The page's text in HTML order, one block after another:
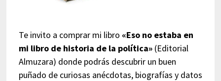
Te invito a comprar mi libro «Eso no estaba en
mi libro de historia de la política»(Editorial
Almuzara) donde podrás descubrir un buen
puñado de curiosas anécdotas, biografías y datos